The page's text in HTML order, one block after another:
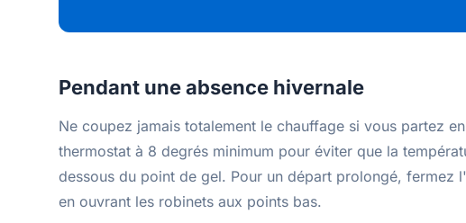
Pendant une absence hivernale
Ne coupez jamais totalement le chauffage si vous partez
thermostat à 8 degrés minimum pour éviter que la
dessous du point de gel. Pour un départ prolongé, fermez
en ouvrant les robinets aux points bas.